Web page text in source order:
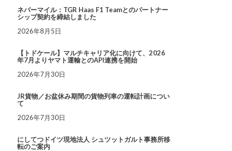
ネバーマイル：TGR Haas F1 Teamとのパートナー
シップ契約を締結しました
2026年8月5日
【トドケール】マルチキャリア化に向けて、2026
年7月よりヤマト運輸とのAPI連携を開始
2026年7月30日
JR貨物／お盆休み期間の貨物列車の運転計画につい
て
2026年7月30日
にしてつドイツ現地法人 シュツットガルト事務所移
転のご案内